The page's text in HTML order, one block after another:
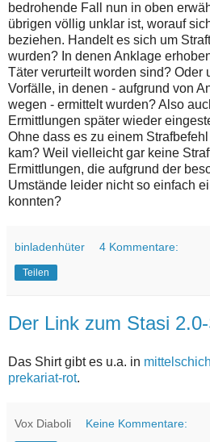
bedrohende Fall nun in oben
übrigen völlig unklar ist, worauf
beziehen. Handelt es sich um
wurden? In denen Anklage
Täter verurteilt worden sind? Oder
Vorfälle, in denen - aufgrund von
wegen - ermittelt wurden? Also
Ermittlungen später wieder
Ohne dass es zu einem
kam? Weil vielleicht gar keine
Ermittlungen, die aufgrund der
Umstände leider nicht so einfach
konnten?
binladenhüter 4 Kommentare:
Teilen
Der Link zum Stasi
Das Shirt gibt es u.a. in
prekariat-rot.
Vox Diaboli Keine Kommentare: